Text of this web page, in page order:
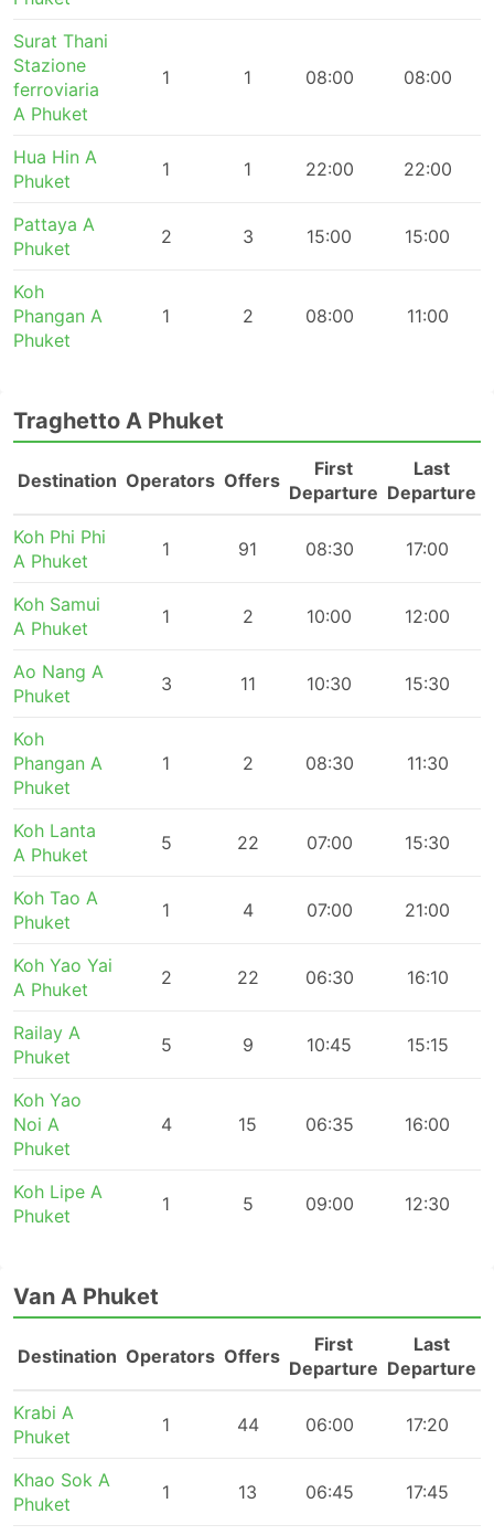
Surat Thani
Stazione
ferroviaria
A Phuket
1 1 08:00 08:00
Hua Hin A
Phuket
1 1 22:00 22:00
Pattaya A
Phuket
2 3 15:00 15:00
Koh
Phangan A
Phuket
1 2 08:00 11:00
Traghetto A Phuket
Destination Operators Offers
First
Departure
Last
Departure
Koh Phi Phi
A Phuket
1 91 08:30 17:00
Koh Samui
A Phuket
1 2 10:00 12:00
Ao Nang A
Phuket
3 11 10:30 15:30
Koh
Phangan A
Phuket
1 2 08:30 11:30
Koh Lanta
A Phuket
5 22 07:00 15:30
Koh Tao A
Phuket
1 4 07:00 21:00
Koh Yao Yai
A Phuket
2 22 06:30 16:10
Railay A
Phuket
5 9 10:45 15:15
Koh Yao
Noi A
Phuket
4 15 06:35 16:00
Koh Lipe A
Phuket
1 5 09:00 12:30
Van A Phuket
Destination Operators Offers
First
Departure
Last
Departure
Krabi A
Phuket
1 44 06:00 17:20
Khao Sok A
Phuket
1 13 06:45 17:45